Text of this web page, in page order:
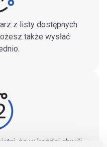
z listy dostępnych
także wysłać
że w każdej chwili